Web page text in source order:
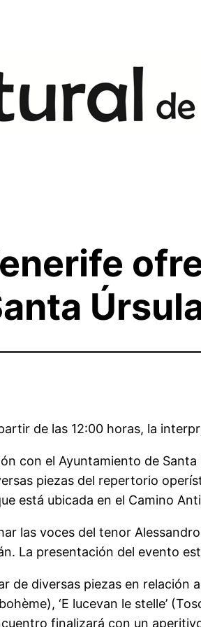
de las 12:00 horas, la
con el Ayuntamiento de
piezas del repertorio
está ubicada en el Camino
las voces del tenor
La presentación del evento
de diversas piezas en relación
‘E lucevan le stelle’
finalizará con un